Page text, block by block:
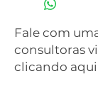
Fale com
consultoras
clicando aqui